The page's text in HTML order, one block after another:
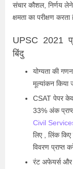
संचार कौशल, निर्णय
क्षमता का परीक्षण
UPSC 2021
बिंदु
योग्यता की
मूल्यांकन किया
CSAT पेपर
33% अंक
Civil
लिए , लिंक
विवरण प्राप्त
रंट अफेयर्स और